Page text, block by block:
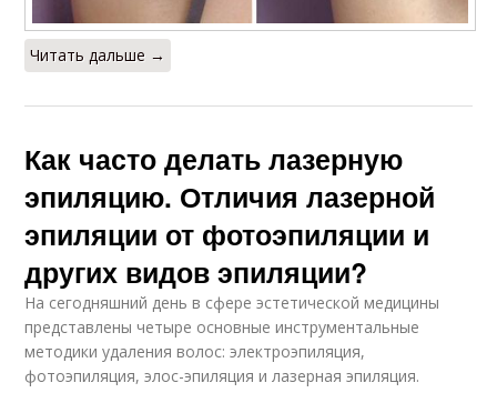
Читать дальше →
Как часто делать лазерную
эпиляцию. Отличия лазерной
эпиляции от фотоэпиляции и
других видов эпиляции?
На сегодняшний день в сфере эстетической медицины
представлены четыре основные инструментальные
методики удаления волос: электроэпиляция,
фотоэпиляция, элос-эпиляция и лазерная эпиляция.